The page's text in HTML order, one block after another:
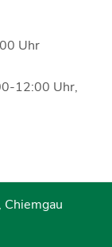
Uhr
12:00 Uhr,